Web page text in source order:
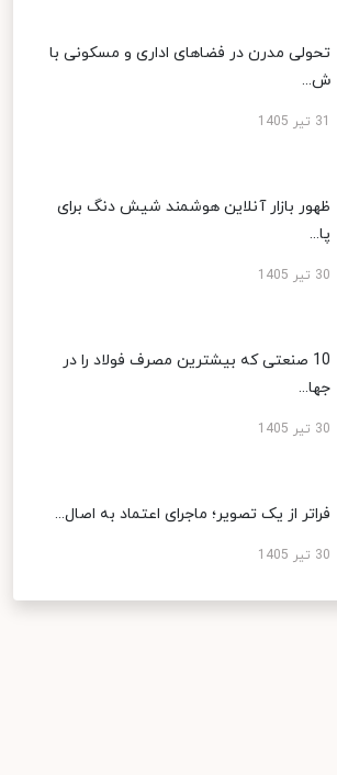
تحولی مدرن در فضاهای اداری و مسکونی با
ش...
ظهور بازار آنلاین هوشمند شیش دنگ برای
پا...
30 تیر 1405
10 صنعتی که بیشترین مصرف فولاد را در
جها...
30 تیر 1405
فراتر از یک تصویر؛ ماجرای اعتماد به اصال...
30 تیر 1405